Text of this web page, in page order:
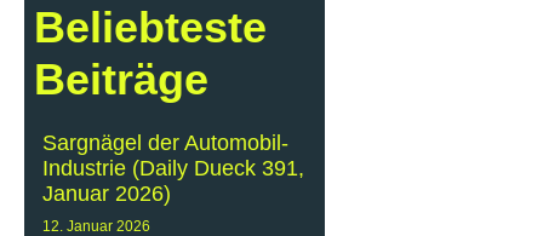
Beliebteste
Beiträge
Sargnägel der Automobil-
Industrie (Daily Dueck 391,
Januar 2026)
12. Januar 2026